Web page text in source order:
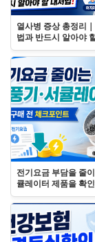
열사병 증상 총정리
법과 반드시 알아야
전기요금 부담을 줄
큘레이터 제품을 확